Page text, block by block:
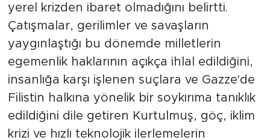
yerel krizden ibaret olmadığını belirtti.
Çatışmalar, gerilimler ve savaşların
yaygınlaştığı bu dönemde milletlerin
egemenlik haklarının açıkça ihlal edildiğini,
insanlığa karşı işlenen suçlara ve Gazze'de
Filistin halkına yönelik bir soykırıma tanıklık
edildiğini dile getiren Kurtulmuş, göç, iklim
krizi ve hızlı teknolojik ilerlemelerin